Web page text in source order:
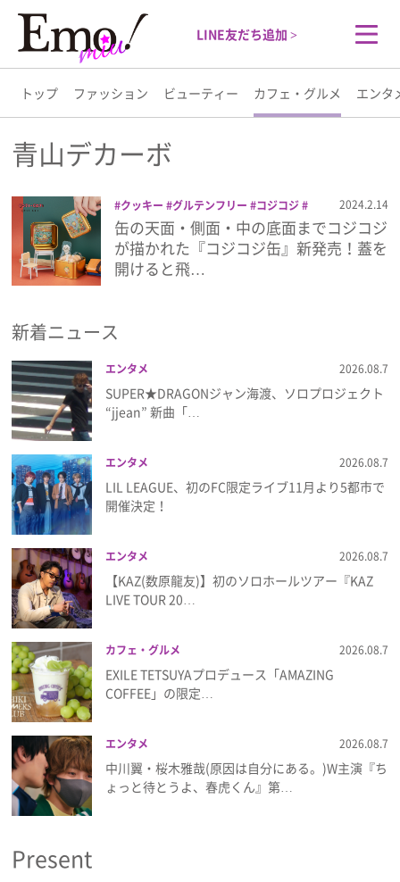
LINE友だち追加 >
トップ ファッション ビューティー カフェ・グルメ エンタ
トップ
ファッション
ビューティー
カフェ・グルメ
エンタメ
ライフスタイル
プレゼント
インタビュー
フィルム
Emoメン
ランキング
Emo!miuとは？
免責事項
プライバシーポリシー
利用規約
青山デカーボ
クッキー グルテンフリー
コジコジ
スイーツ 伊勢丹新宿店 青山デカーボ
2024.2.14
缶の天面・側面・中の底面までコジコジ
が描かれた『コジコジ缶』新発売！蓋を
開けると飛…
新着ニュース
エンタメ 2026.08.7
SUPER★DRAGONジャン海渡、ソロプロジェクト
“jjean” 新曲「…
エンタメ 2026.08.7
LIL LEAGUE、初のFC限定ライブ11月より5都市で
開催決定！
エンタメ 2026.08.7
【KAZ(数原龍友)】初のソロホールツアー『KAZ
LIVE TOUR 20…
カフェ・グルメ 2026.08.7
EXILE TETSUYAプロデュース「AMAZING
COFFEE」の限定…
エンタメ 2026.08.7
中川翼・桜木雅哉(原因は自分にある。)W主演『ち
ょっと待とうよ、春虎くん』第…
Present